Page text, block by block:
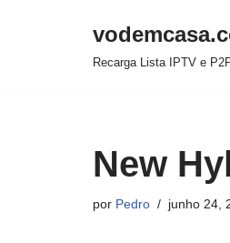
Recarga Lista IPTV e
New
por Pedro junho 24,